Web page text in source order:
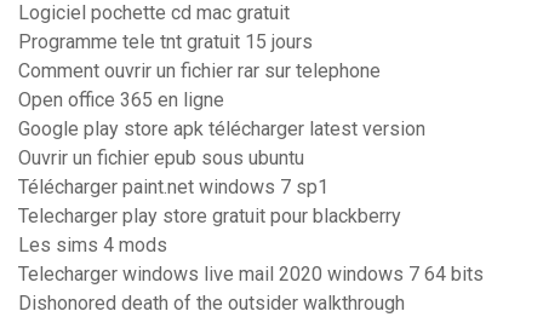
Logiciel pochette cd mac gratuit
Programme tele tnt gratuit 15 jours
Comment ouvrir un fichier rar sur telephone
Open office 365 en ligne
Google play store apk télécharger latest version
Ouvrir un fichier epub sous ubuntu
Télécharger paint.net windows 7 sp1
Telecharger play store gratuit pour blackberry
Les sims 4 mods
Telecharger windows live mail 2020 windows 7 64 bits
Dishonored death of the outsider walkthrough